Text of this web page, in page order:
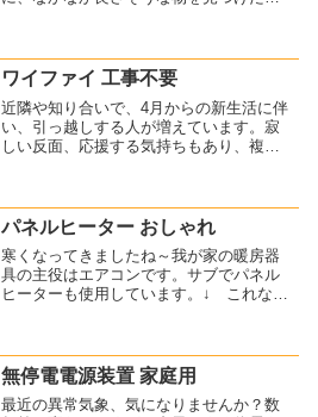
ね？安いですよね...
ワイファイ 工事不要
近隣や知り合いで、4月からの新生活に伴
い、引っ越しする人が増えています。寂
しい反面、応援する気持ちもあり、複雑
「ホームルーター」...
パネルヒーター おしゃれ
寒くなってきましたね～我が家の暖房器
具の主役はエアコンです。サブでパネル
ヒーターも使用しています。↓ これなの
ですが、シンプルでおしゃれなデザイン
が気に入って...
無停電電源装置 家庭用
最近の異常気象、気になりませんか？数